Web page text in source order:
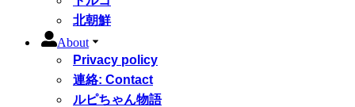
北朝鮮
About
Privacy policy
連絡: Contact
ルピちゃん物語